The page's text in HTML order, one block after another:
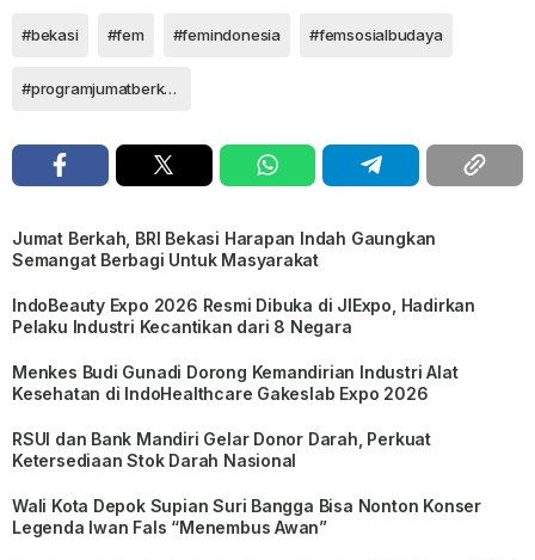
#bekasi #fem #femindonesia #femsosialbudaya
#programjumatberkah
Jumat Berkah, BRI Bekasi Harapan Indah Gaungkan
Semangat Berbagi Untuk Masyarakat
IndoBeauty Expo 2026 Resmi Dibuka di JIExpo, Hadirkan
Pelaku Industri Kecantikan dari 8 Negara
Menkes Budi Gunadi Dorong Kemandirian Industri Alat
Kesehatan di IndoHealthcare Gakeslab Expo 2026
RSUI dan Bank Mandiri Gelar Donor Darah, Perkuat
Ketersediaan Stok Darah Nasional
Wali Kota Depok Supian Suri Bangga Bisa Nonton Konser
Legenda Iwan Fals “Menembus Awan”